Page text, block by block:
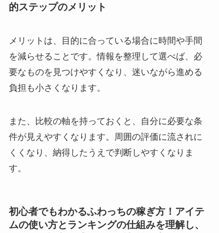
的ステップのメリット
メリットは、目的に合っている場合に時間や手間
を減らせることです。情報を整理して選べば、必
要なものを見つけやすくなり、迷いながら進める
負担も小さくなります。
また、比較の軸を持っておくと、自分に必要な条
件が見えやすくなります。周囲の評価に流されに
くくなり、納得したうえで判断しやすくなりま
す。
初心者でもわかるふわっちの稼ぎ方！アイテ
ムの使い方とランキングの仕組みを理解し、